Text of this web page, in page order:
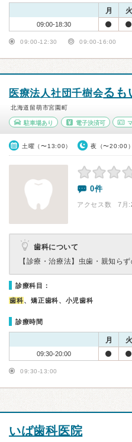
月 火
09:00-18:30
09:00-12:30 09:00-16:00
医療法人社団千樹会るも
北海道留萌市宮園町
駐車場あり 電子決済可
土曜（〜13:00） 夜（〜20:00）
0件
アクセス数 7月:
歯科について
【診療・治療法】 虫歯・親知ら
診療科目：
歯科、矯正歯科、小児歯科
診療時間
月 火
09:30-20:00
09:30-13:00
いば歯科医院